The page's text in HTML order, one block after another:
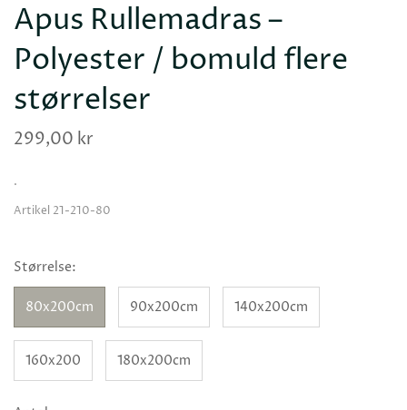
Apus Rullemadras –
Polyester / bomuld flere
størrelser
299,00 kr
.
Artikel 21-210-80
Størrelse:
80x200cm 90x200cm 140x200cm
160x200 180x200cm